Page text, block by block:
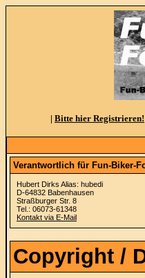
| Bitte hier Registrieren!
Verantwortlich für Fun-Biker-
Hubert Dirks Alias: hubedi
D-64832 Babenhausen
Straßburger Str. 8
Tel.: 06073-61348
Kontakt via E-Mail
Copyright /